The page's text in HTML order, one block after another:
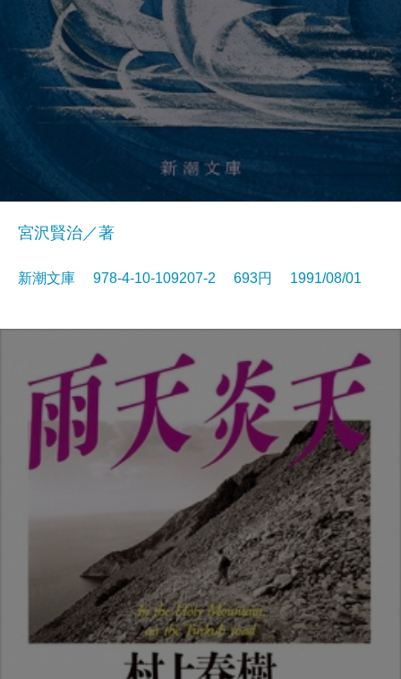
宮沢賢治／著
新潮文庫 978-4-10-109207-2 693円 1991/08/01